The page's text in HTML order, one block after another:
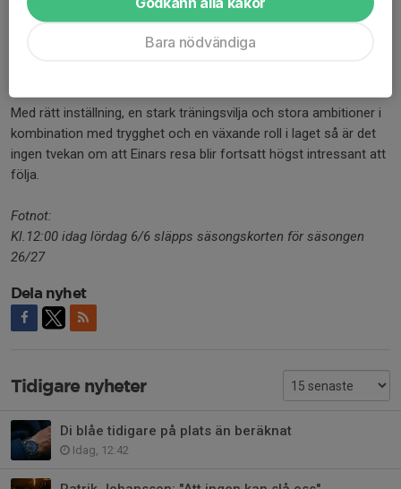
Och om han själv får sätta rubriken på nästa säsong?
då jag inte är nån stor målskytt, men hade ju varit otroligt häftigt
Med rätt inställning, en stark träningsvilja och stora ambitioner i
kombination med trygghet och en växande roll i laget så är det
ingen tvekan om att Einars resa blir fortsatt högst intressant att
följa.
Fotnot:
Kl.12:00 idag lördag 6/6 släpps säsongskorten för säsongen
26/27
Dela nyhet
Tidigare nyheter
Di blåe tidigare på plats än beräknat
Idag, 12:42
Bara nödvändiga